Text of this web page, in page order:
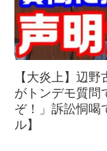
【大炎上】辺
がトンデモ質問
ぞ！」訴訟恫喝
ル】